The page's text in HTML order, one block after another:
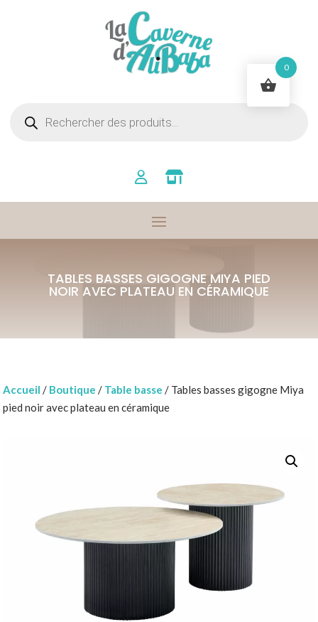
produits
TABLES BASSES GIGOGNE MIYA PIED
NOIR AVEC PLATEAU EN CÉRAMIQUE
Accueil / Boutique / Table basse / Tables basses gigogne Miya
pied noir avec plateau en céramique
0